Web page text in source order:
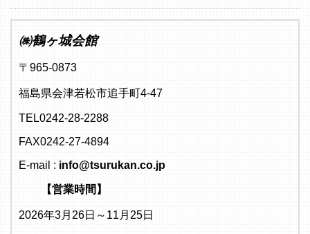
㈱鶴ヶ城会館
〒965-0873
福島県会津若松市追手町4-47
TEL0242-28-2288
FAX0242-27-4894
E-mail : info@tsurukan.co.jp
【営業時間】
2026年3月26日～11月25日